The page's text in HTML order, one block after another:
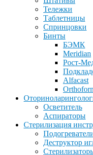
Тележки
Таблетницы
Спринцовки
Бинты
БЭМК
Meridian
Рост-
Alfacast
Осветитель
Аспираторы
Стерилизация
Деструктор